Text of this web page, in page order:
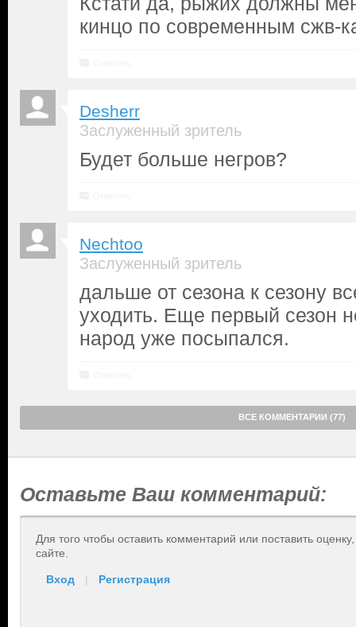
кинцо по современным сжв-
Desherr
Заслуженный зритель
Будет больше негров?
Nechtoo
Заслуженный зритель
дальше от сезона к сезону
уходить. Еще первый сезон
народ уже посыпался.
ВСЕ КОММЕНТАРИИ (77)
Оставьте Ваш комментарий:
Для того чтобы оставить комментарий или поставить
сайте.
Вход | Регистрация